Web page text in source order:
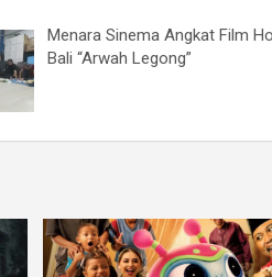
Menara Sinema Angkat Film
Bali “Arwah Legong”